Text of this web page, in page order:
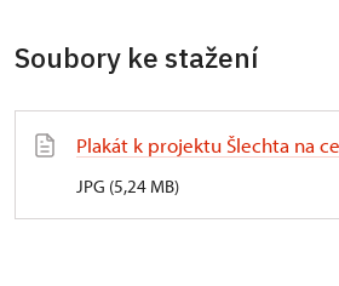
Soubory ke stažení
Plakát k projektu Šlechta na
JPG (5,24 MB)